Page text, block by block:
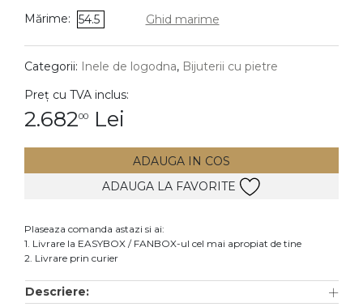
Pandantive
DIAMANTE Vezi toate
Cercei
Accesorii
Mărime: 54.5 Ghid marime
Categorii: Inele de logodna, Bijuterii cu pietre
Preț cu TVA inclus:
2.68200 Lei
ADAUGA IN COS
ADAUGA LA FAVORITE
Plaseaza comanda astazi si ai:
1. Livrare la EASYBOX / FANBOX-ul cel mai apropiat de tine
2. Livrare prin curier
Descriere: